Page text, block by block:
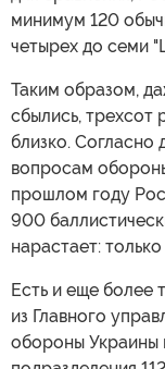
минимум 120
четырех до семи
Таким образом,
сбылись, трехсот
близко.
вопросам
прошлом году
900
нарастает:
Есть и еще более
из Главного
обороны Украины